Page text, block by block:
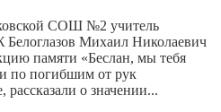
СОШ №2 учитель
Михаил Николаевич
памяти «Беслан, мы тебя
по погибшим от рук
рассказали о значении...